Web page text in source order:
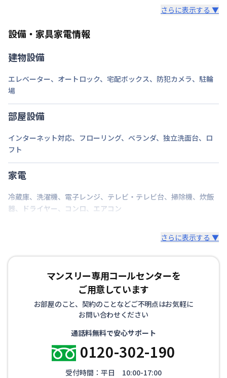
ロング（210日〜365日未満）：7,700円/回
ショート（30日〜90日未満）：2,200円/回
年用）8,800円（初回）
ご自身でご用意いただき持ち込みも可能です。
さらに表示する ▼
設備・家具家電情報
建物設備
エレベーター、 オートロック、 宅配ボックス、 防犯カメラ、 駐輪
場
部屋設備
インターネット対応、 フローリング、 ベランダ、 独立洗面台、 ロ
フト
家電
冷蔵庫、 洗濯機、 電子レンジ、 テレビ・テレビ台、 掃除機、 炊飯
器、 ドライヤー、 コンロ、 エアコン
さらに表示する ▼
マンスリー専用コールセンターを
ご用意しています
お部屋のこと、契約のことなどご不明点はお気軽に
お問い合わせください
通話料無料で安心サポート
0120-302-190
受付時間：平日 10:00-17:00